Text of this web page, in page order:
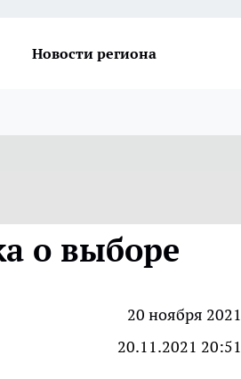
Новости региона
о выборе
20 ноября 2021
20.11.2021 20:51